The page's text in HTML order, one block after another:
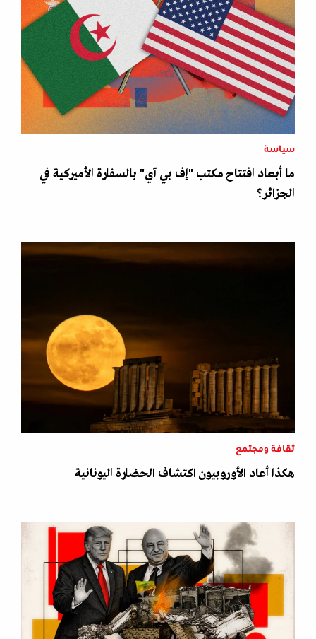
سياسة
ما أبعاد افتتاح مكتب "إف بي آي" بالسفارة الأميركية في
الجزائر؟
ثقافة ومجتمع
هكذا أعاد الأوروبيون اكتشاف الحضارة اليونانية